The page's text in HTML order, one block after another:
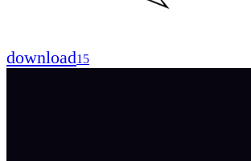
download15